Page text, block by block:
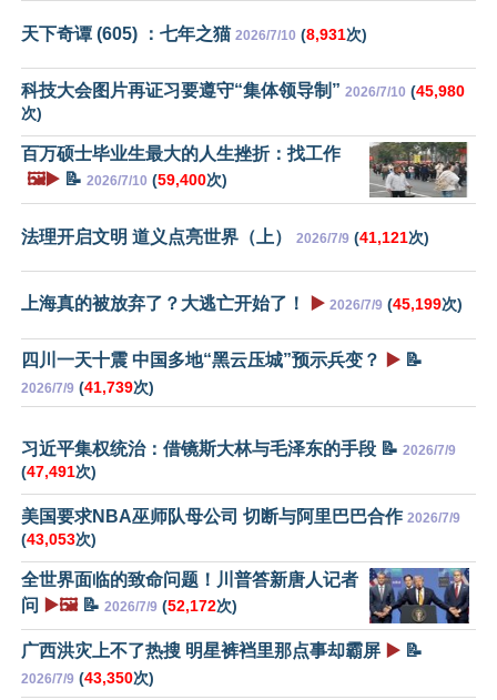
天下奇谭 (605) ：七年之猫 2026/7/10 (8,931次)
科技大会图片再证习要遵守“集体领导制” 2026/7/10 (45,980
次)
百万硕士毕业生最大的人生挫折：找工作
🖼️▶️ 📝 2026/7/10 (59,400次)
法理开启文明 道义点亮世界（上） 2026/7/9 (41,121次)
上海真的被放弃了？大逃亡开始了！ ▶️ 2026/7/9 (45,199次)
四川一天十震 中国多地“黑云压城”预示兵变？ ▶️ 📝
2026/7/9 (41,739次)
习近平集权统治：借镜斯大林与毛泽东的手段 📝 2026/7/9
(47,491次)
美国要求NBA巫师队母公司 切断与阿里巴巴合作 2026/7/9
(43,053次)
全世界面临的致命问题！川普答新唐人记者
问 ▶️🖼️📝 2026/7/9 (52,172次)
广西洪灾上不了热搜 明星裤裆里那点事却霸屏 ▶️ 📝
2026/7/9 (43,350次)